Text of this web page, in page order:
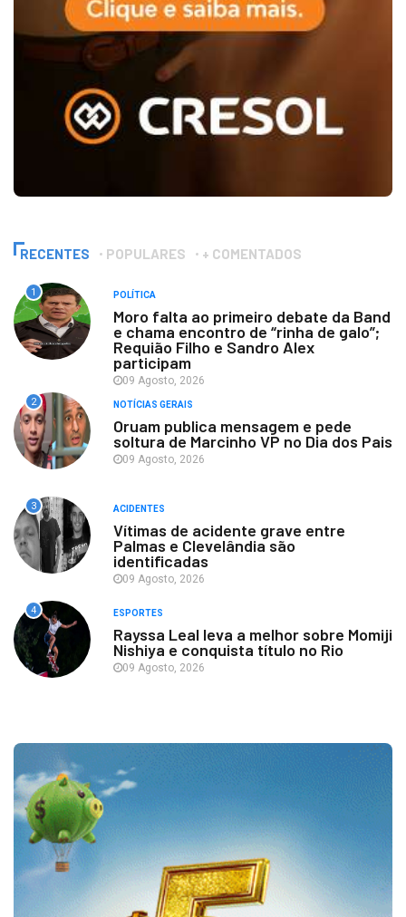
RECENTES POPULARES + COMENTADOS
1 POLÍTICA
Moro falta ao primeiro debate da Band
e chama encontro de “rinha de galo”;
Requião Filho e Sandro Alex
participam
09 Agosto, 2026
2 NOTÍCIAS GERAIS
Oruam publica mensagem e pede
soltura de Marcinho VP no Dia dos Pais
09 Agosto, 2026
3 ACIDENTES
Vítimas de acidente grave entre
Palmas e Clevelândia são
identificadas
09 Agosto, 2026
4 ESPORTES
Rayssa Leal leva a melhor sobre Momiji
Nishiya e conquista título no Rio
09 Agosto, 2026